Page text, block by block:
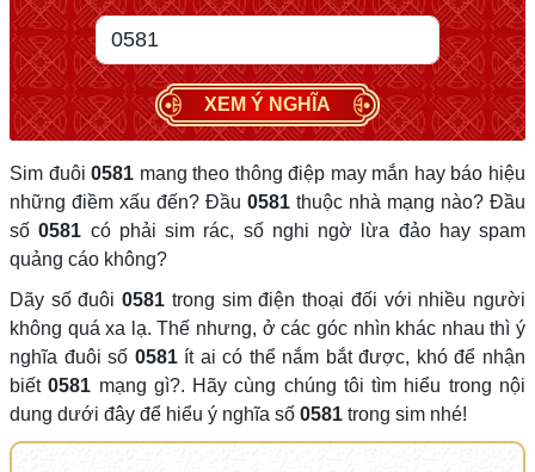
XEM Ý NGHĨA
Sim đuôi0581 mang theo thông điệp may mắn hay báo hiệu
những điềm xấu đến? Đầu 0581 thuộc nhà mạng nào? Đầu
số0581 có phải sim rác, số nghi ngờ lừa đảo hay spam
quảng cáo không?
Dãy số đuôi0581 trong sim điện thoại đối với nhiều người
không quá xa lạ. Thế nhưng, ở các góc nhìn khác nhau thì ý
nghĩa đuôi số 0581ít ai có thể nắm bắt được, khó để nhận
biết0581 mạng gì?. Hãy cùng chúng tôi tìm hiểu trong nội
dung dưới đây để hiểu ý nghĩa số 0581 trong sim nhé!